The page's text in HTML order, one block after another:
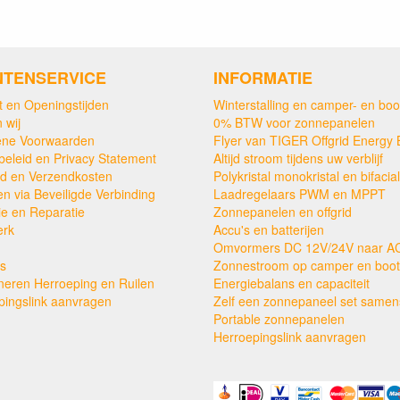
en Openingstijden
wij
Voorwaarden
en Privacy Statement
en Verzendkosten
via Beveiligde Verbinding
en Reparatie
Herroeping en Ruilen
aanvragen
INFORMATIE
Winterstalling en camper- en
0% BTW voor zonnepanelen
Flyer van TIGER Offgrid Energy
Altijd stroom tijdens uw verblijf
Polykristal monokristal en bifacial
Laadregelaars PWM en MPPT
Zonnepanelen en offgrid
Accu's en batterijen
Omvormers DC 12V/24V naar
Zonnestroom op camper en boot
Energiebalans en capaciteit
Zelf een zonnepaneel set
Portable zonnepanelen
Herroepingslink aanvragen